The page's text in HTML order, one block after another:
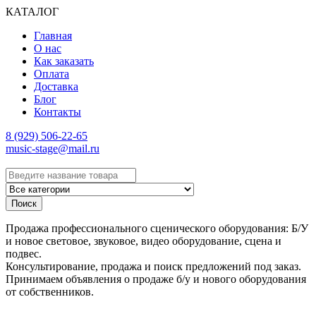
КАТАЛОГ
Главная
О нас
Как заказать
Оплата
Доставка
Блог
Контакты
8 (929) 506-22-65
music-stage@mail.ru
Поиск
Продажа профессионального сценического оборудования: Б/У
и новое световое, звуковое, видео оборудование, сцена и
подвес.
Консультирование, продажа и поиск предложений под заказ.
Принимаем объявления о продаже б/у и нового оборудования
от собственников.